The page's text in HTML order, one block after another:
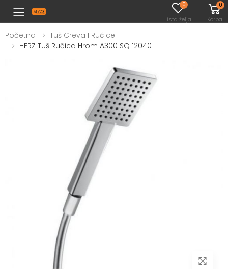
Toggle mobile menu
0
Lista želja
0
Korpa
Početna
Tuš Creva I Ručice
HERZ Tuš Ručica Hrom A300 SQ 12040